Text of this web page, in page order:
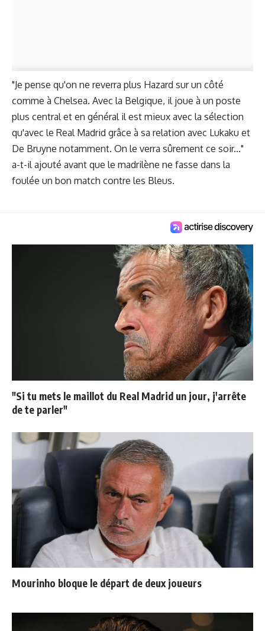
"Je pense qu'on ne reverra plus Hazard sur un côté
comme à Chelsea. Avec la Belgique, il joue à un poste
plus central et en général il est mieux avec la sélection
qu'avec le Real Madrid grâce à sa relation avec Lukaku et
De Bruyne notamment. On le verra sûrement ce soir..."
a-t-il ajouté avant que le madrilène ne fasse dans la
foulée un bon match contre les Bleus.
"Si tu mets le maillot du Real Madrid un jour, j'arrête
de te parler"
Mourinho bloque le départ de deux joueurs